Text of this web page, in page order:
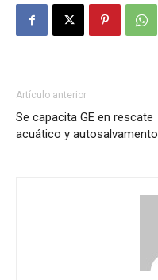
Artículo anterior
Se capacita GE en rescate
acuático y autosalvamento